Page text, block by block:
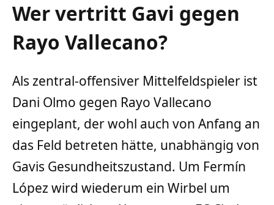
Wer vertritt Gavi gegen
Rayo Vallecano?
Als zentral-offensiver Mittelfeldspieler ist
Dani Olmo gegen Rayo Vallecano
eingeplant, der wohl auch von Anfang an
das Feld betreten hätte, unabhängig von
Gavis Gesundheitszustand. Um Fermín
López wird wiederum ein Wirbel um